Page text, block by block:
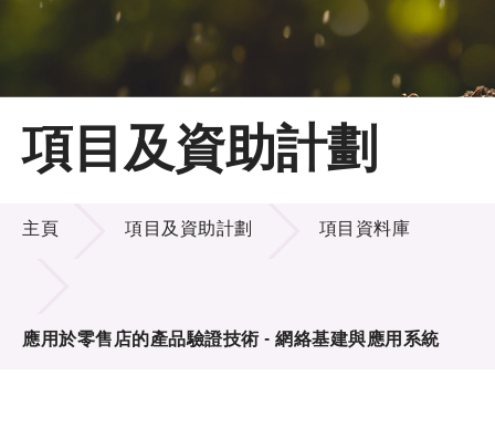
主頁
關於LSCM
技術商品化
合作計劃
項目及資助計劃
項目及資助計劃
主頁 項目及資助計劃 項目資料庫
應用於零售店的產品驗證技術 - 網絡基建與應用系統